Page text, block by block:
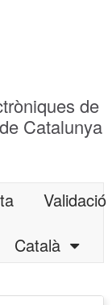
de
Catalunya
Validació
Català